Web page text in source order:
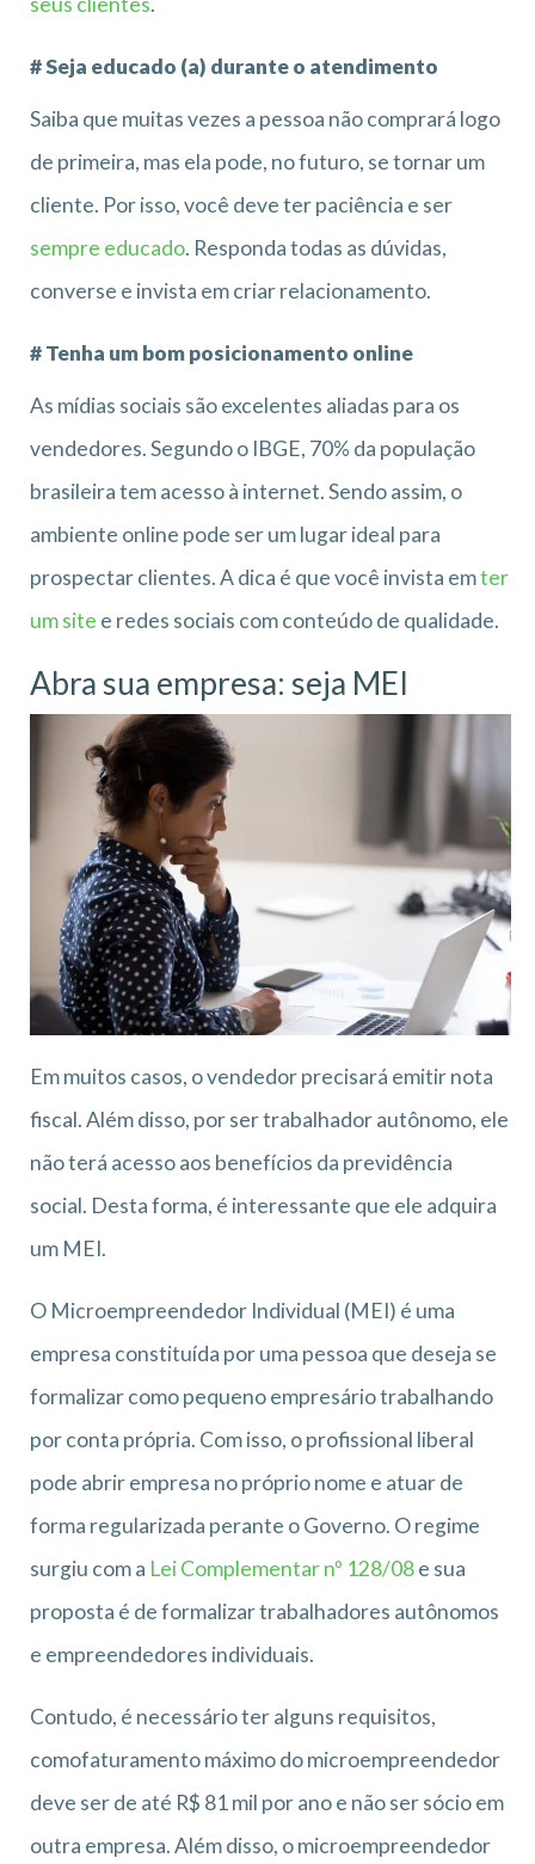
# Seja educado (a) durante o atendimento
Saiba que muitas vezes a pessoa não comprará logo
de primeira, mas ela pode, no futuro, se tornar um
cliente. Por isso, você deve ter paciência e ser
sempre educado. Responda todas as dúvidas,
converse e invista em criar relacionamento.
# Tenha um bom posicionamento online
As mídias sociais são excelentes aliadas para os
vendedores. Segundo o IBGE, 70% da população
brasileira tem acesso à internet. Sendo assim, o
ambiente online pode ser um lugar ideal para
prospectar clientes. A dica é que você invista emter
um site e redes sociais com conteúdo de qualidade.
Abra sua empresa: seja MEI
Em muitos casos, o vendedor precisará emitir nota
fiscal. Além disso, por ser trabalhador autônomo, ele
não terá acesso aos benefícios da previdência
social. Desta forma, é interessante que ele adquira
um MEI.
O Microempreendedor Individual (MEI) é uma
empresa constituída por uma pessoa que deseja se
formalizar como pequeno empresário trabalhando
por conta própria. Com isso, o profissional liberal
pode abrir empresa no próprio nome e atuar de
forma regularizada perante o Governo. O regime
surgiu com a Lei Complementar nº 128/08e sua
proposta é de formalizar trabalhadores autônomos
e empreendedores individuais.
Contudo, é necessário ter alguns requisitos,
comofaturamento máximo do microempreendedor
deve ser de até R$ 81 mil por ano e não ser sócio em
outra empresa. Além disso, o microempreendedor